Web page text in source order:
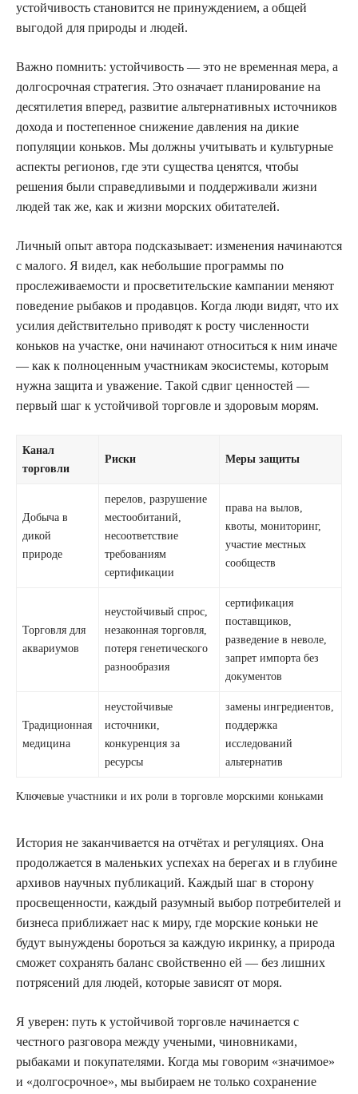
устойчивость становится не принуждением, а общей
выгодой для природы и людей.
Важно помнить: устойчивость — это не временная мера, а
долгосрочная стратегия. Это означает планирование на
десятилетия вперед, развитие альтернативных источников
дохода и постепенное снижение давления на дикие
популяции коньков. Мы должны учитывать и культурные
аспекты регионов, где эти существа ценятся, чтобы
решения были справедливыми и поддерживали жизни
людей так же, как и жизни морских обитателей.
Личный опыт автора подсказывает: изменения начинаются
с малого. Я видел, как небольшие программы по
прослеживаемости и просветительские кампании меняют
поведение рыбаков и продавцов. Когда люди видят, что их
усилия действительно приводят к росту численности
коньков на участке, они начинают относиться к ним иначе
— как к полноценным участникам экосистемы, которым
нужна защита и уважение. Такой сдвиг ценностей —
первый шаг к устойчивой торговле и здоровым морям.
Ключевые участники и их роли в торговле морскими коньками
Канал
торговли
Риски Меры защиты
Добыча в
дикой
природе
перелов, разрушение
местообитаний,
несоответствие
требованиям
сертификации
права на вылов,
квоты, мониторинг,
участие местных
сообществ
Торговля для
аквариумов
неустойчивый спрос,
незаконная торговля,
потеря генетического
разнообразия
сертификация
поставщиков,
разведение в неволе,
запрет импорта без
документов
Традиционная
медицина
неустойчивые
источники,
конкуренция за
ресурсы
замены ингредиентов,
поддержка
исследований
альтернатив
История не заканчивается на отчётах и регуляциях. Она
продолжается в маленьких успехах на берегах и в глубине
архивов научных публикаций. Каждый шаг в сторону
просвещенности, каждый разумный выбор потребителей и
бизнеса приближает нас к миру, где морские коньки не
будут вынуждены бороться за каждую икринку, а природа
сможет сохранять баланс свойственно ей — без лишних
потрясений для людей, которые зависят от моря.
Я уверен: путь к устойчивой торговле начинается с
честного разговора между учеными, чиновниками,
рыбаками и покупателями. Когда мы говорим «значимое»
и «долгосрочное», мы выбираем не только сохранение